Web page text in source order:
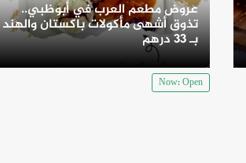
عروض مطعم العرب في أبوظبي..
تذوق أشهى مأكولات باكستان والهند
بـ 33 درهم
Now: Open